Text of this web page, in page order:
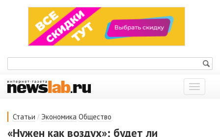
Показать
меню
Статьи / Экономика Общество
«Нужен как воздух»: будет ли